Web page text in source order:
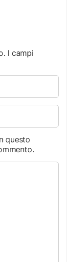
I campi
questo